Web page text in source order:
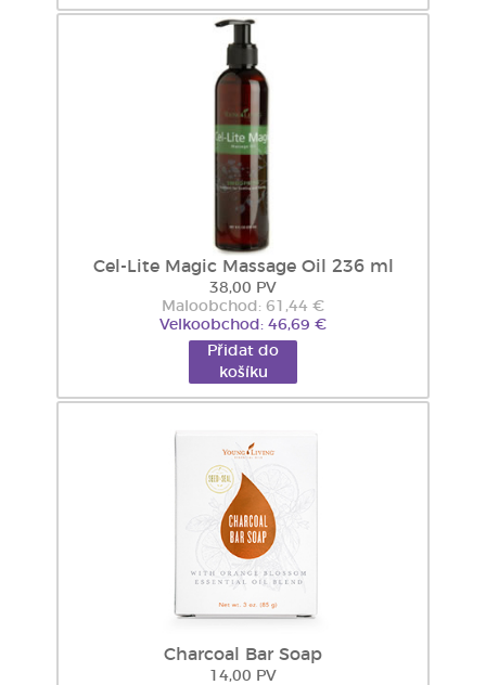
Cel-Lite Magic Massage Oil 236 ml
38,00 PV
Maloobchod: 61,44 €
Velkoobchod: 46,69 €
Přidat do
košíku
Charcoal Bar Soap
14,00 PV